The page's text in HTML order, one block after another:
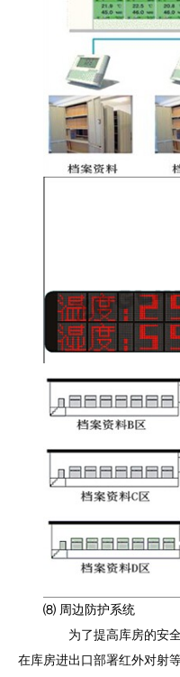
⑻ 周边防护系统
为了提高库房的安全
在库房进出口部署红外对射